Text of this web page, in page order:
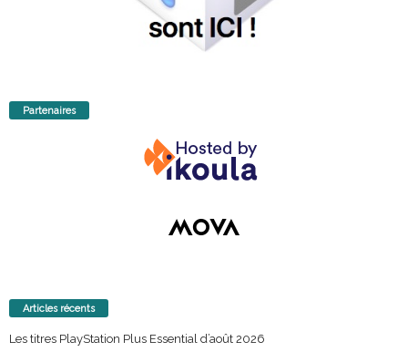
Partenaires
Articles récents
Les titres PlayStation Plus Essential d’août 2026